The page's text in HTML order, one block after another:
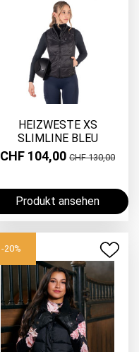
HEIZWESTE XS
SLIMLINE BLEU
CHF 104,00 CHF 130,00
Produkt ansehen
-20%